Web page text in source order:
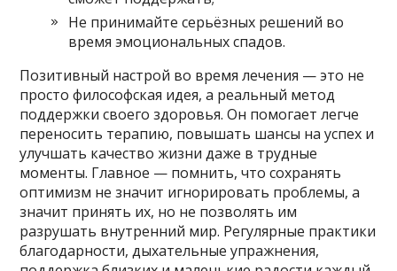
Не принимайте серьёзных решений во
время эмоциональных спадов.
Позитивный настрой во время лечения — это не
просто философская идея, а реальный метод
поддержки своего здоровья. Он помогает легче
переносить терапию, повышать шансы на успех и
улучшать качество жизни даже в трудные
моменты. Главное — помнить, что сохранять
оптимизм не значит игнорировать проблемы, а
значит принять их, но не позволять им
разрушать внутренний мир. Регулярные практики
благодарности, дыхательные упражнения,